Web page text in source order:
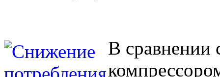
В сравнении